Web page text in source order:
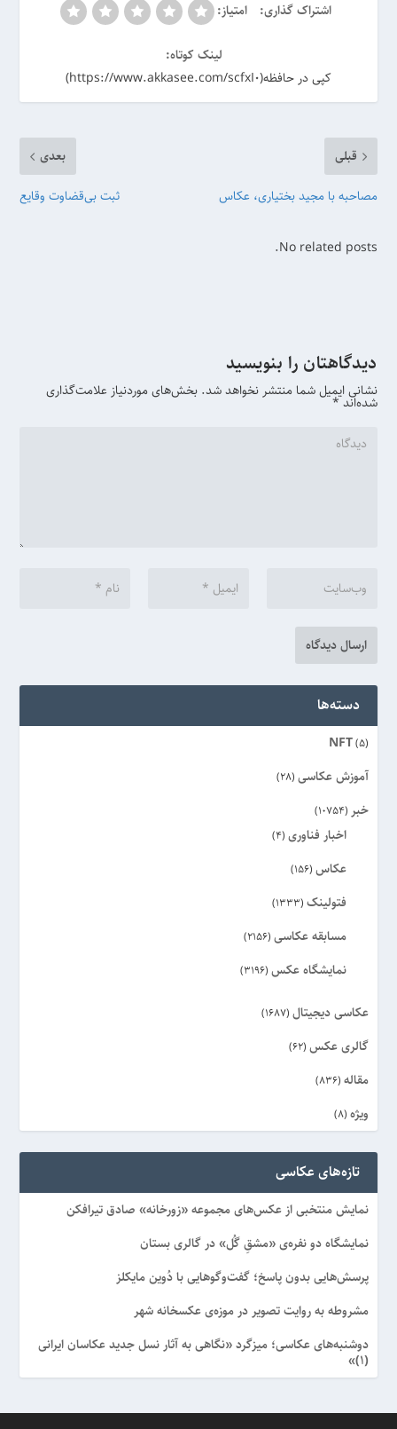
اشتراک گذاری: امتیاز:
لینک کوتاه:
کپی در حافظه(https://www.akkasee.com/scfxI0)
قبلی
مصاحبه با مجید بختیاری، عکاس
بعدی
ثبت بی‌قضاوت وقایع
No related posts.
دیدگاهتان را بنویسید
نشانی ایمیل شما منتشر نخواهد شد. بخش‌های موردنیاز علامت‌گذاری
شده‌اند*
دسته‌ها
NFT(5)
آموزش عکاسی (28)
خبر (10754)
اخبار فناوری (4)
عکاس (156)
فتولینک (1333)
مسابقه عکاسی (2156)
نمایشگاه عکس (3196)
عکاسی دیجیتال (1687)
گالری عکس (62)
مقاله (836)
ویژه (8)
تازه‌های عکاسی
نمایش منتخبی از عکس‌های مجموعه «زورخانه» صادق تیرافکن
نمایشگاه دو نفره‌ی «مشقِ گُل» در گالری بستان
پرسش‌هایی بدون پاسخ؛ گفت‌وگوهایی با دُوین مایکلز
مشروطه به روایت تصویر در موزه‌ی عکسخانه شهر
دوشنبه‌های عکاسی؛ میزگرد «نگاهی به آثار نسل جدید عکاسان ایرانی
(۱)»